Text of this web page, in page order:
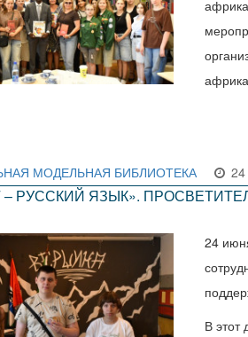
МОДЕЛЬНАЯ БИБЛИОТЕКА
– РУССКИЙ ЯЗЫК».
24
В этот